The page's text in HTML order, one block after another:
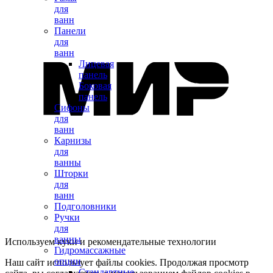
для
ванн
Панели
для
ванн
Лицевая
панель
Боковая
панель
Сифоны
для
ванн
Карнизы
для
ванны
Шторки
для
ванн
Подголовники
Ручки
для
ванны
Гидромассажные
опции
Используем куки и рекомендательные технологии
Наш сайт использует файлы cookies. Продолжая просмотр